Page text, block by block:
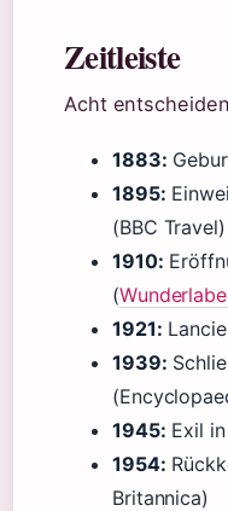
Zeitleiste
Acht
1883:
1895:
(BBC Travel)
1910:
(
1921:
1939:
1945: Exil
1954:
Britannica)